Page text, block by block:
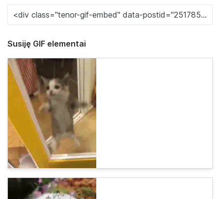
Susiję GIF elementai